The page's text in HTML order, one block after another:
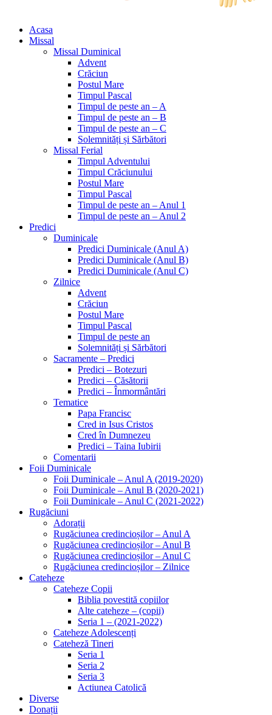
Acasa
Missal
Missal Duminical
Advent
Crăciun
Postul Mare
Timpul Pascal
Timpul de peste an – A
Timpul de peste an – B
Timpul de peste an – C
Solemnități și Sărbători
Missal Ferial
Timpul Adventului
Timpul Crăciunului
Postul Mare
Timpul Pascal
Timpul de peste an – Anul 1
Timpul de peste an – Anul 2
Predici
Duminicale
Predici Duminicale (Anul A)
Predici Duminicale (Anul B)
Predici Duminicale (Anul C)
Zilnice
Advent
Crăciun
Postul Mare
Timpul Pascal
Timpul de peste an
Solemnități și Sărbători
Sacramente – Predici
Predici – Botezuri
Predici – Căsătorii
Predici – Înmormântări
Tematice
Papa Francisc
Cred in Isus Cristos
Cred în Dumnezeu
Predici – Taina Iubirii
Comentarii
Foii Duminicale
Foii Duminicale – Anul A (2019-2020)
Foii Duminicale – Anul B (2020-2021)
Foii Duminicale – Anul C (2021-2022)
Rugăciuni
Adorații
Rugăciunea credincioșilor – Anul A
Rugăciunea credincioșilor – Anul B
Rugăciunea credincioșilor – Anul C
Rugăciunea credincioșilor – Zilnice
Cateheze
Cateheze Copii
Biblia povestită copiilor
Alte cateheze – (copii)
Seria 1 – (2021-2022)
Cateheze Adolescenți
Cateheză Tineri
Seria 1
Seria 2
Seria 3
Actiunea Catolică
Diverse
Donații